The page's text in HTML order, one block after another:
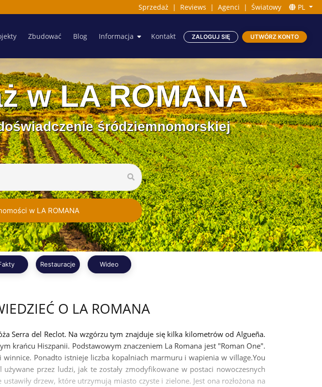
Sprzedaż | Reviews | Agenci | Światowy PL
Zbudować Blog Informacja Kontakt ZALOGUJ SIĘ UTWÓRZ KONTO
w LA ROMANA
śródziemnomorskiej
w LA ROMANA
Restauracje Wideo
O LA ROMANA
Serra del Reclot. Na wzgórzu tym znajduje się kilka kilometrów od Algueña.
krańcu Hiszpanii. Podstawowym znaczeniem La Romana jest "Roman One".
winnice. Ponadto istnieje liczba kopalniach marmuru i wapienia w village.You
przez ludzi, jak te zostały zmodyfikowane w postaci nowoczesnych
drzew, które utrzymują miasto czyste i zielone. Jest ona rozłożona na